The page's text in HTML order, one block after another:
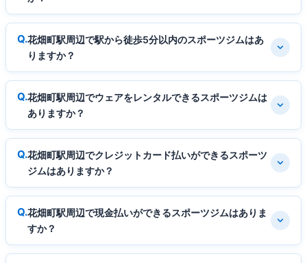
花畑町駅周辺で駅から徒歩5分以内のスポーツジムはあ
りますか？
花畑町駅周辺でウェアをレンタルできるスポーツジムは
ありますか？
花畑町駅周辺でクレジットカード払いができるスポーツ
ジムはありますか？
花畑町駅周辺で現金払いができるスポーツジムはありま
すか？